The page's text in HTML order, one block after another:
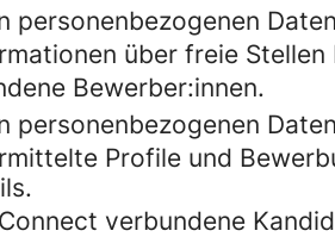
personenbezogenen
über freie Stellen
Bewerber:innen.
personenbezogenen
Profile und
verbundene